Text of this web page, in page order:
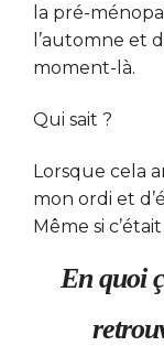
la pré-
l’automne et
moment-là.
Qui sait ?
Lorsque cela
mon ordi et
Même si
En quoi